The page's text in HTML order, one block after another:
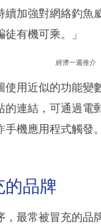
加強對網絡釣
有機可乘。」
經濟一週推介
用近似的功能變
連結，可通過電
機應用程式觸發
的品牌
最常被冒充的品